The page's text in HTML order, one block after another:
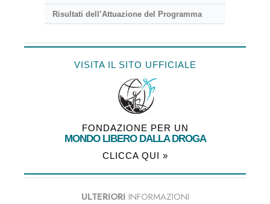
Risultati dell’Attuazione del Programma
VISITA IL SITO UFFICIALE
FONDAZIONE PER UN
MONDO LIBERO DALLA DROGA
CLICCA QUI »
ULTERIORIINFORMAZIONI